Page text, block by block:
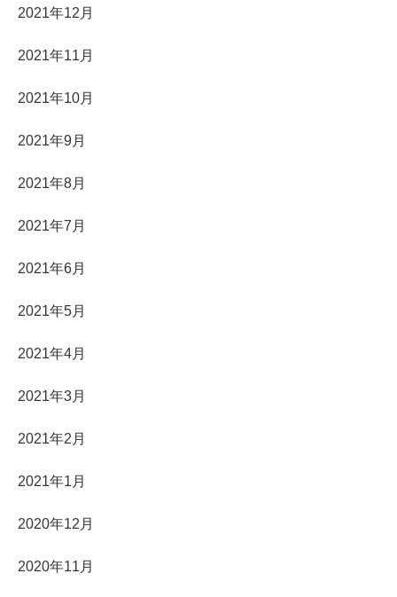
2021年12月
2021年11月
2021年10月
2021年9月
2021年8月
2021年7月
2021年6月
2021年5月
2021年4月
2021年3月
2021年2月
2021年1月
2020年12月
2020年11月